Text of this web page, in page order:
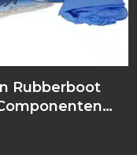
Rubberboot